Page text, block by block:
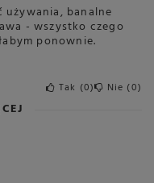
używania, banalne
- wszystko czego
ponownie.
Tak 0 Nie 0